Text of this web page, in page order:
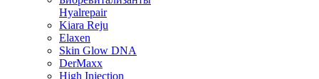
Hyalrepair
Kiara Reju
Elaxen
Skin Glow DNA
DerMaxx
High Injection